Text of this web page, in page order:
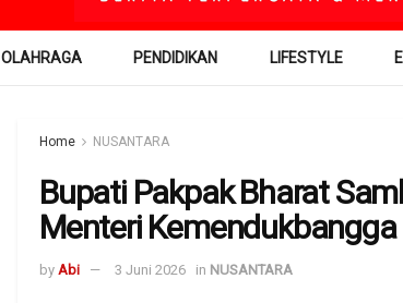
OLAHRAGA PENDIDIKAN LIFESTYLE
Home NUSANTARA
Bupati Pakpak Bharat
Menteri Kemendukbangga
by Abi 3 Juni 2026 in NUSANTARA